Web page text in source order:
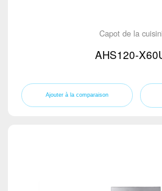
Capot de la
AHS120-